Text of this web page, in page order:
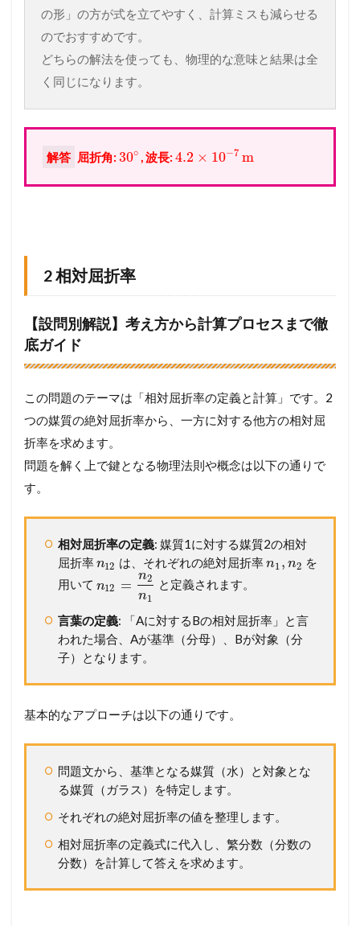
の形」の方が式を立てやすく、計算ミスも減らせる
のでおすすめです。
どちらの解法を使っても、物理的な意味と結果は全
く同じになります。
解答 屈折角: 30∘ , 波長: 4.2 × 10−7 m
2 相対屈折率
【設問別解説】考え方から計算プロセスまで徹
底ガイド
この問題のテーマは「相対屈折率の定義と計算」です。2
つの媒質の絶対屈折率から、一方に対する他方の相対屈
折率を求めます。
問題を解く上で鍵となる物理法則や概念は以下の通りで
す。
相対屈折率の定義: 媒質1に対する媒質2の相対
屈折率n12 は、それぞれの絶対屈折率n1 , n2 を
用いて n12 =
n2
n1
と定義されます。
言葉の定義: 「Aに対するBの相対屈折率」と言
われた場合、Aが基準（分母）、Bが対象（分
子）となります。
基本的なアプローチは以下の通りです。
問題文から、基準となる媒質（水）と対象とな
る媒質（ガラス）を特定します。
それぞれの絶対屈折率の値を整理します。
相対屈折率の定義式に代入し、繁分数（分数の
分数）を計算して答えを求めます。